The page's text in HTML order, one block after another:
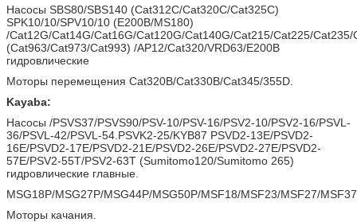
Насосы SBS80/SBS140 (Cat312C/Cat320C/Cat325C)
SPK10/10/SPV10/10 (E200B/MS180)
/Cat12G/Cat14G/Cat16G/Cat120G/Cat140G/Cat215/Cat225/Cat235/
(Cat963/Cat973/Cat993) /AP12/Cat320/VRD63/E200B
гидровлические
Моторы перемещения Cat320B/Cat330B/Cat345/355D.
Kayaba:
Насосы /PSVS37/PSVS90/PSV-10/PSV-16/PSV2-10/PSV2-16/PSVL-
36/PSVL-42/PSVL-54.PSVK2-25/KYB87 PSVD2-13E/PSVD2-
16E/PSVD2-17E/PSVD2-21E/PSVD2-26E/PSVD2-27E/PSVD2-
57E/PSV2-55T/PSV2-63T (Sumitomo120/Sumitomo 265)
гидровлические главные.
MSG18P/MSG27P/MSG44P/MSG50P/MSF18/MSF23/MSF27/
Моторы качания.